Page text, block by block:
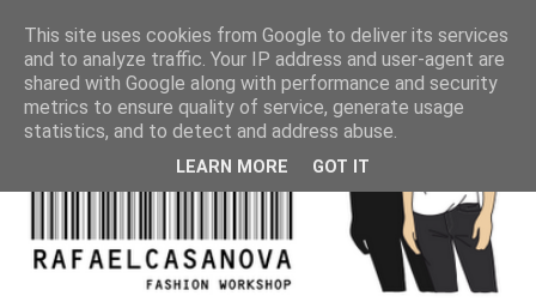
This site uses cookies from Google to deliver its services
and to analyze traffic. Your IP address and user-agent are
shared with Google along with performance and security
metrics to ensure quality of service, generate usage
statistics, and to detect and address abuse.
LEARN MORE GOT IT